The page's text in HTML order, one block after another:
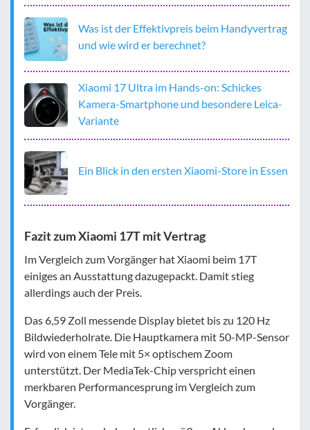
Was ist der Effektivpreis beim Handyvertrag
und wie wird er berechnet?
Xiaomi 17 Ultra im Hands-on: Schickes
Kamera-Smartphone und besondere Leica-
Variante
Ein Blick in den ersten Xiaomi-Store in Essen
Fazit zum Xiaomi 17T mit Vertrag
Im Vergleich zum Vorgänger hat Xiaomi beim 17T
einiges an Ausstattung dazugepackt. Damit stieg
allerdings auch der Preis.
Das 6,59 Zoll messende Display bietet bis zu 120 Hz
Bildwiederholrate. Die Hauptkamera mit 50-MP-Sensor
wird von einem Tele mit 5× optischem Zoom
unterstützt. Der MediaTek-Chip verspricht einen
merkbaren Performancesprung im Vergleich zum
Vorgänger.